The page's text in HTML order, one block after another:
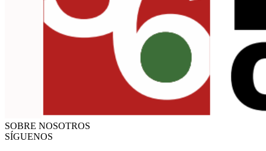
SOBRE NOSOTROS
SÍGUENOS